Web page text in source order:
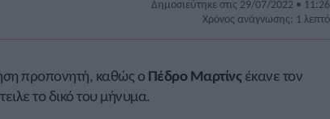
Δημοσιεύτηκε στις 29/07/2022 • 11:26
Χρόνος ανάγνωσης: 1 λεπτό
προπονητή, καθώς ο Πέδρο Μαρτίνςέκανε τον
το δικό του μήνυμα.